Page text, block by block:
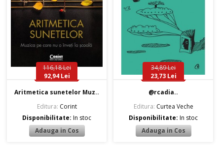
116,18 Lei
92,94 Lei
Aritmetica sunetelor Muz..
Editura: Corint
Disponibilitate:In stoc
34,89 Lei
23,73 Lei
@rcadia..
Editura: Curtea Veche
Disponibilitate:In stoc